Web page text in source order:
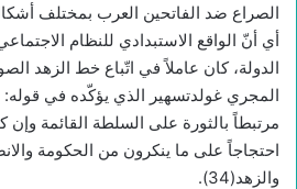
أي أنّ الواقع الاستبدادي للنظام
الدولة، كان عاملاً في اتّباع خط الزهد
المجري غولدتسهير الذي يؤكّده في قوله:
مرتبطاً بالثورة على السلطة القائمة وإن
احتجاجاً على ما ينكرون من الحكومة
والزهد(34).